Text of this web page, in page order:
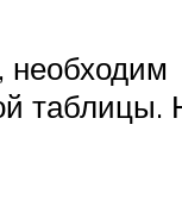
необходим
таблицы.